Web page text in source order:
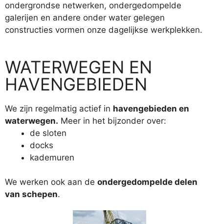
ondergrondse netwerken, ondergedompelde
galerijen en andere onder water gelegen
constructies vormen onze dagelijkse werkplekken.
WATERWEGEN EN
HAVENGEBIEDEN
We zijn regelmatig actief in havengebieden en
waterwegen. Meer in het bijzonder over:
de sloten
docks
kademuren
We werken ook aan de ondergedompelde delen
van schepen.